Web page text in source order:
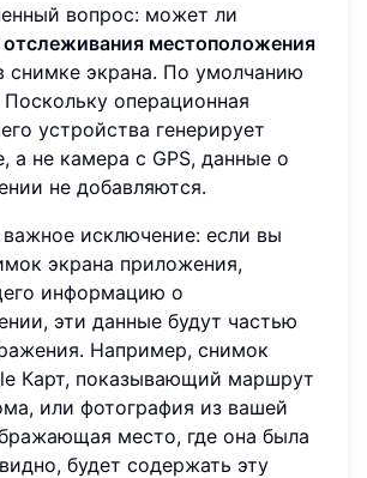
вопрос: может ли
местоположения
снимке экрана. По умолчанию
операционная
устройства генерирует
а не камера с GPS, данные о
не добавляются.
исключение: если вы
экрана приложения,
информацию о
эти данные будут частью
Например, снимок
Карт, показывающий маршрут
или фотография из вашей
место, где она была
будет содержать эту